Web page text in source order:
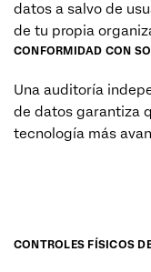
datos a salvo de
de tu propia
CONFORMIDAD CON
Una auditoría
de datos garantiza
tecnología más
CONTROLES FÍSICOS